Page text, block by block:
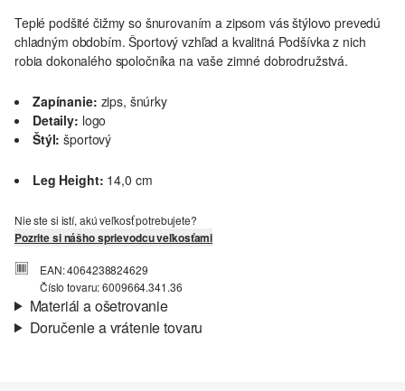
Teplé podšité čižmy so šnurovaním a zipsom vás štýlovo prevedú
chladným obdobím. Športový vzhľad a kvalitná Podšívka z nich
robia dokonalého spoločníka na vaše zimné dobrodružstvá.
Zapínanie: zips, šnúrky
Detaily: logo
Štýl: športový
Leg Height: 14,0 cm
Nie ste si istí, akú veľkosť potrebujete?
Pozrite si nášho sprievodcu veľkosťami
EAN: 4064238824629
Číslo tovaru: 6009664.341.36
Materiál a ošetrovanie
Doručenie a vrátenie tovaru